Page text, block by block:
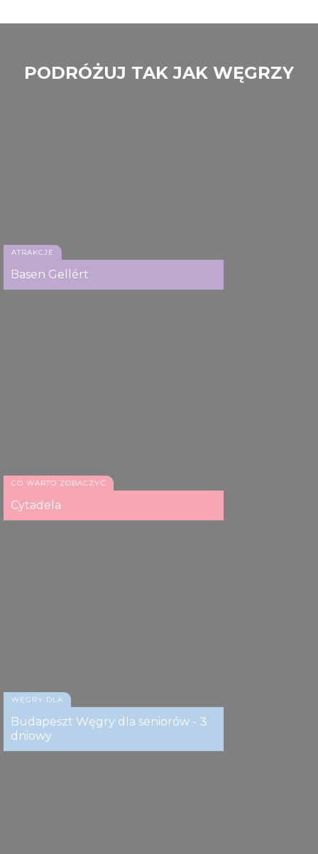
PODRÓŻUJ TAK JAK WĘGRZY
ATRAKCJE
Basen Gellért
CO WARTO ZOBACZYĆ
Cytadela
WĘGRY DLA
Budapeszt Węgry dla seniorów - 3
dniowy